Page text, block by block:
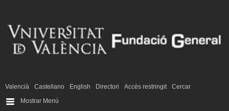
Valencià Castellano English Directori Accès restringit
Cercar
Mostrar Menú